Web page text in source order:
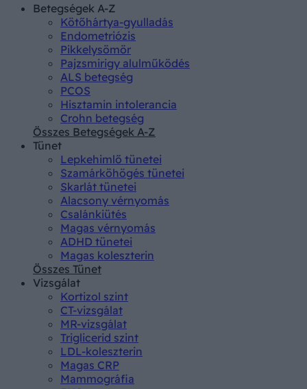
Betegségek A-Z
Kötőhártya-gyulladás
Endometriózis
Pikkelysömör
Pajzsmirigy alulműködés
ALS betegség
PCOS
Hisztamin intolerancia
Crohn betegség
Összes Betegségek A-Z
Tünet
Lepkehimlő tünetei
Szamárköhögés tünetei
Skarlát tünetei
Alacsony vérnyomás
Csalánkiütés
Magas vérnyomás
ADHD tünetei
Magas koleszterin
Összes Tünet
Vizsgálat
Kortizol szint
CT-vizsgálat
MR-vizsgálat
Triglicerid szint
LDL-koleszterin
Magas CRP
Mammográfia